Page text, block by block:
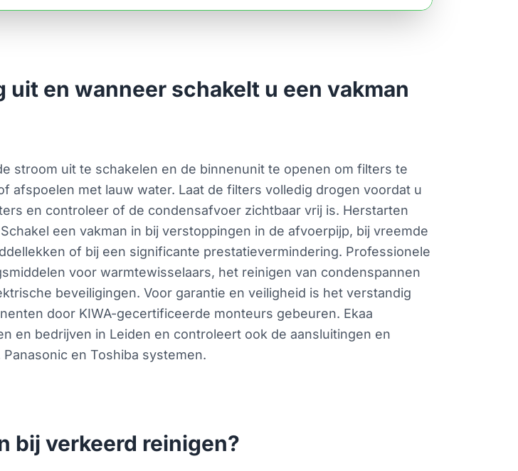
en wanneer schakelt u een vakman
stroom uit te schakelen en de binnenunit te openen om filters te
afspoelen met lauw water. Laat de filters volledig drogen voordat u
en controleer of de condensafvoer zichtbaar vrij is. Herstarten
een vakman in bij verstoppingen in de afvoerpijp, bij vreemde
of bij een significante prestatievermindering. Professionele
voor warmtewisselaars, het reinigen van condenspannen
beveiligingen. Voor garantie en veiligheid is het verstandig
door KIWA-gecertificeerde monteurs gebeuren. Ekaa
en bedrijven in Leiden en controleert ook de aansluitingen en
en Toshiba systemen.
bij verkeerd reinigen?